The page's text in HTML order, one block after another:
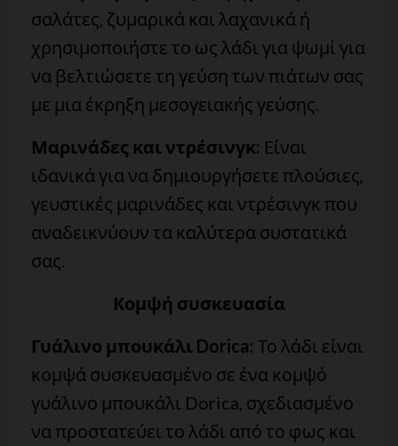
σαλάτες, ζυμαρικά και λαχανικά ή
χρησιμοποιήστε το ως λάδι για ψωμί για
να βελτιώσετε τη γεύση των πιάτων σας
με μια έκρηξη μεσογειακής γεύσης.
Μαρινάδες και ντρέσινγκ: Είναι
ιδανικά για να δημιουργήσετε πλούσιες,
γευστικές μαρινάδες και ντρέσινγκ που
αναδεικνύουν τα καλύτερα συστατικά
σας.
Κομψή συσκευασία
Γυάλινο μπουκάλι Dorica: Το λάδι είναι
κομψά συσκευασμένο σε ένα κομψό
γυάλινο μπουκάλι Dorica, σχεδιασμένο
να προστατεύει το λάδι από το φως και